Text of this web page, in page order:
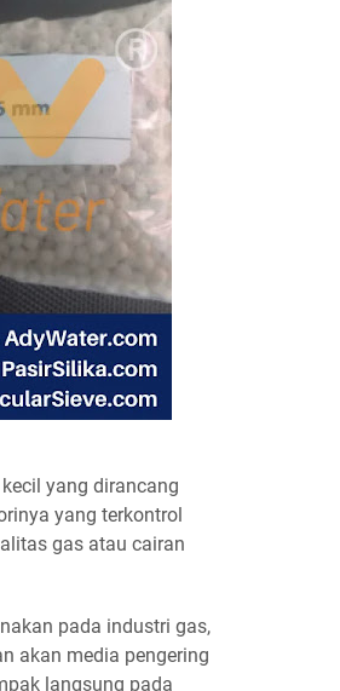
yang dirancang
yang terkontrol
gas atau cairan
pada industri gas,
akan media pengering
langsung pada